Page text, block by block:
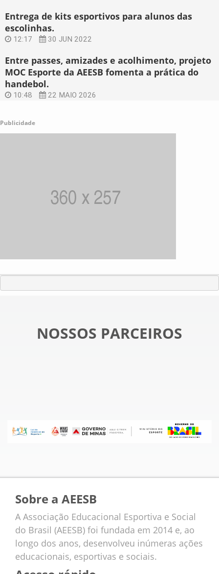
Entrega de kits esportivos para alunos das
escolinhas.
12:17 30 JUN 2022
Entre passes, amizades e acolhimento, projeto
MOC Esporte da AEESB fomenta a prática do
handebol.
10:48 22 MAIO 2026
Publicidade
NOSSOS PARCEIROS
Sobre a AEESB
A Associação Educacional Esportiva e Social
do Brasil (AEESB) foi fundada em 2014 e, ao
longo dos anos, desenvolveu inúmeras ações
educacionais, esportivas e sociais.